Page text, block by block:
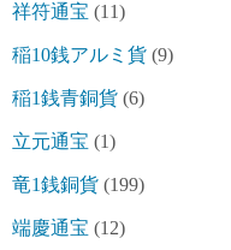
祥符通宝 (11)
稲10銭アルミ貨 (9)
稲1銭青銅貨 (6)
立元通宝 (1)
竜1銭銅貨 (199)
端慶通宝 (12)